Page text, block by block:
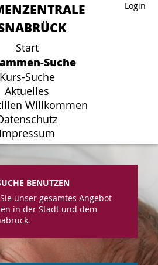
Login
Start
Suche
Kurs-Suche
Aktuelles
Willkommen
Impressum
Login
Start
Suche
Kurs-Suche
Aktuelles
Willkommen
Impressum
BENUTZEN
unser gesamtes Angebot
in der Stadt und dem